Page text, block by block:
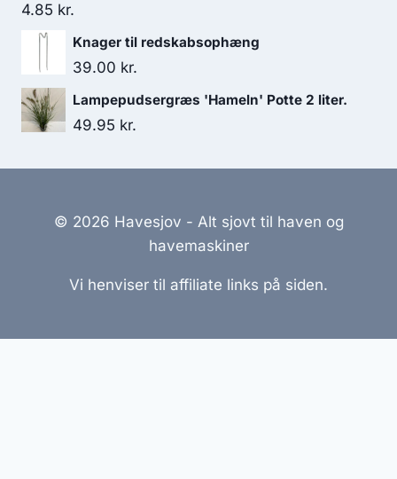
4.85 kr.
Knager til redskabsophæng
39.00 kr.
Lampepudsergræs 'Hameln' Potte 2 liter.
49.95 kr.
© 2026 Havesjov - Alt sjovt til haven og
havemaskiner
Vi henviser til affiliate links på siden.